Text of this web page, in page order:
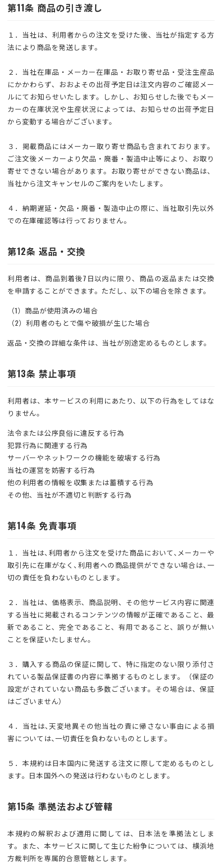
第11条 商品の引き渡し
１．当社は、利用者からの注文を受けた後、当社が指定する方
法により商品を発送します。
２．当社在庫品・メーカー在庫品・お取り寄せ品・受注生産品
にかかわらず、おおよその出荷予定日は注文内容のご確認メー
ルにてお知らせいたします。しかし、お知らせした後でもメー
カーの在庫状況や生産状況によっては、お知らせの出荷予定日
から変動する場合がございます。
３．掲載商品にはメーカー取り寄せ商品も含まれております。
ご注文後メーカーより欠品・廃番・製造中止等により、お取り
寄せできない場合があります。お取り寄せができない商品は、
当社から注文キャンセルのご案内をいたします。
４．納期遅延・欠品・廃番・製造中止の際に、当社取引先以外
での在庫確認等は行っておりません。
第12条 返品・交換
利用者は、商品到着後7日以内に限り、商品の返品または交換
を申請することができます。ただし、以下の場合を除きます。
（1）商品が使用済みの場合
（2）利用者のもとで傷や破損が生じた場合
返品・交換の詳細な条件は、当社が別途定めるものとします。
第13条 禁止事項
利用者は、本サービスの利用にあたり、以下の行為をしてはな
りません。
法令または公序良俗に違反する行為
犯罪行為に関連する行為
サーバーやネットワークの機能を破壊する行為
当社の運営を妨害する行為
他の利用者の情報を収集または蓄積する行為
その他、当社が不適切と判断する行為
第14条 免責事項
１．当社は､利用者から注文を受けた商品において､メーカーや
取引先に在庫がなく､利用者への商品提供ができない場合は､一
切の責任を負わないものとします｡
２．当社は、価格表示、商品説明、その他サービス内容に関連
する当社に掲載されるコンテンツの情報が正確であること、最
新であること、完全であること、有用であること、誤りが無い
ことを保証いたしません。
３．購入する商品の保証に関して、特に指定のない限り添付さ
れている製品保証書の内容に準拠するものとします。（保証の
設定がされていない商品も多数ございます。その場合は、保証
はございません）
４．当社は､天変地異その他当社の責に帰さない事由による損
害については､一切責任を負わないものとします｡
５．本規約は日本国内に発送する注文に際して定めるものとし
ます。日本国外への発送は行わないものとします。
第15条 準拠法および管轄
本規約の解釈および適用に関しては、日本法を準拠法としま
す。また、本サービスに関して生じた紛争については、横浜地
方裁判所を専属的合意管轄とします。